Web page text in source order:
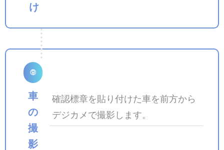
け
⑨
車
の
撮
影
確認標章を貼り付けた車を前方から
デジカメで撮影します。